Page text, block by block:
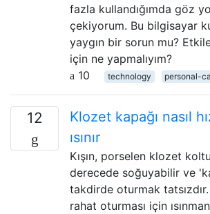
fazla kullandığımda göz
çekiyorum. Bu bilgisayar
yaygın bir sorun mu?
için ne yapmalıyım?
10
technology personal-
12
Klozet kapağı nasıl
ısınır
Kışın, porselen klozet
derecede soğuyabilir ve
takdirde oturmak
rahat oturması için